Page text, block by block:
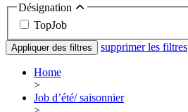
Désignation
TopJob
Appliquer des filtres supprimer les filtres
Home
>
Job d’été/ saisonnier